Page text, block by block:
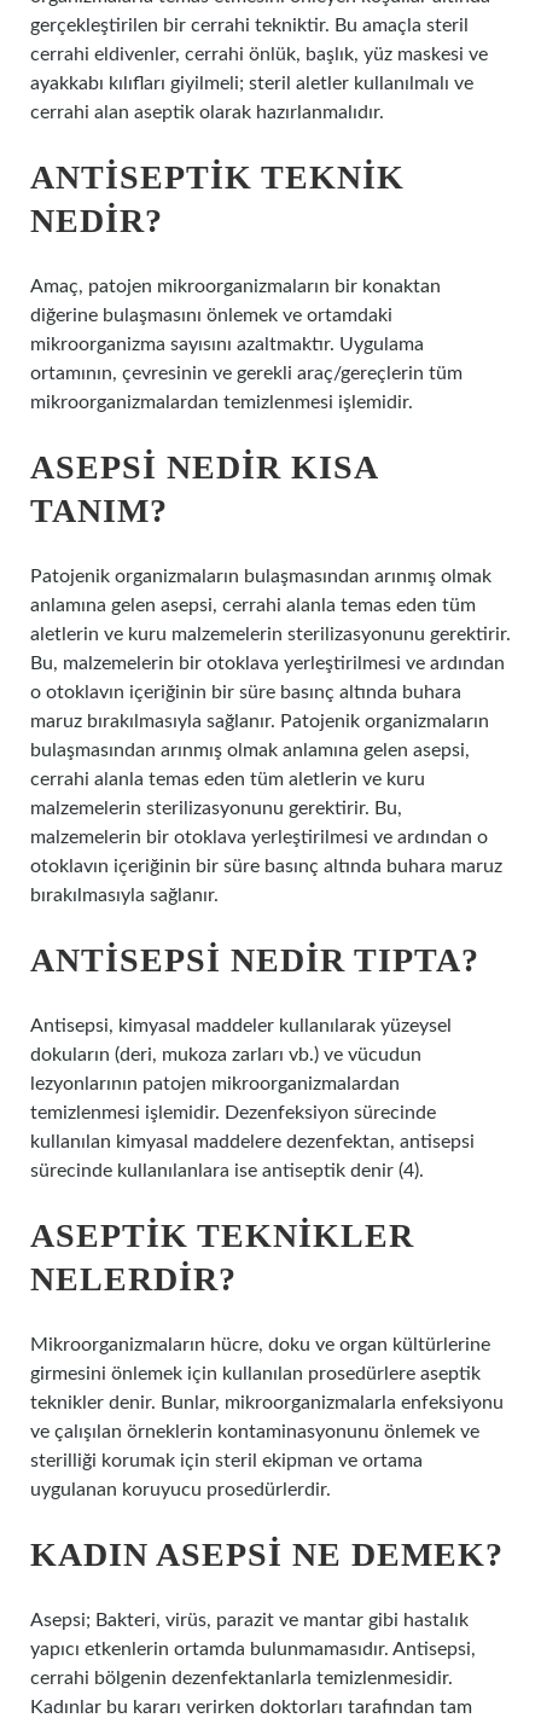
gerçekleştirilen bir cerrahi tekniktir. Bu amaçla steril
cerrahi eldivenler, cerrahi önlük, başlık, yüz maskesi ve
ayakkabı kılıfları giyilmeli; steril aletler kullanılmalı ve
cerrahi alan aseptik olarak hazırlanmalıdır.
ANTISEPTIK TEKNIK
NEDIR?
Amaç, patojen mikroorganizmaların bir konaktan
diğerine bulaşmasını önlemek ve ortamdaki
mikroorganizma sayısını azaltmaktır. Uygulama
ortamının, çevresinin ve gerekli araç/gereçlerin tüm
mikroorganizmalardan temizlenmesi işlemidir.
ASEPSI NEDIR KISA
TANIM?
Patojenik organizmaların bulaşmasından arınmış olmak
anlamına gelen asepsi, cerrahi alanla temas eden tüm
aletlerin ve kuru malzemelerin sterilizasyonunu gerektirir.
Bu, malzemelerin bir otoklava yerleştirilmesi ve ardından
o otoklavın içeriğinin bir süre basınç altında buhara
maruz bırakılmasıyla sağlanır. Patojenik organizmaların
bulaşmasından arınmış olmak anlamına gelen asepsi,
cerrahi alanla temas eden tüm aletlerin ve kuru
malzemelerin sterilizasyonunu gerektirir. Bu,
malzemelerin bir otoklava yerleştirilmesi ve ardından o
otoklavın içeriğinin bir süre basınç altında buhara maruz
bırakılmasıyla sağlanır.
ANTISEPSI NEDIR TIPTA?
Antisepsi, kimyasal maddeler kullanılarak yüzeysel
dokuların (deri, mukoza zarları vb.) ve vücudun
lezyonlarının patojen mikroorganizmalardan
temizlenmesi işlemidir. Dezenfeksiyon sürecinde
kullanılan kimyasal maddelere dezenfektan, antisepsi
sürecinde kullanılanlara ise antiseptik denir (4).
ASEPTIK TEKNIKLER
NELERDIR?
Mikroorganizmaların hücre, doku ve organ kültürlerine
girmesini önlemek için kullanılan prosedürlere aseptik
teknikler denir. Bunlar, mikroorganizmalarla enfeksiyonu
ve çalışılan örneklerin kontaminasyonunu önlemek ve
sterilliği korumak için steril ekipman ve ortama
uygulanan koruyucu prosedürlerdir.
KADIN ASEPSI NE DEMEK?
Asepsi; Bakteri, virüs, parazit ve mantar gibi hastalık
yapıcı etkenlerin ortamda bulunmamasıdır. Antisepsi,
cerrahi bölgenin dezenfektanlarla temizlenmesidir.
Kadınlar bu kararı verirken doktorları tarafından tam